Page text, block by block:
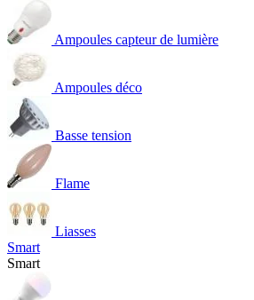
Ampoules capteur de lumière
Ampoules déco
Basse tension
Flame
Liasses
Smart
Smart